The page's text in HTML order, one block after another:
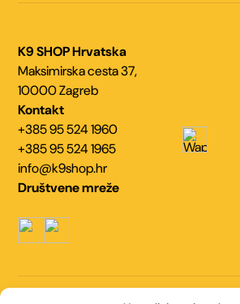
K9 SHOP Hrvatska
Maksimirska cesta 37,
10000 Zagreb
Kontakt
+385 95 524 1960
+385 95 524 1965
info@k9shop.hr
Društvene mreže